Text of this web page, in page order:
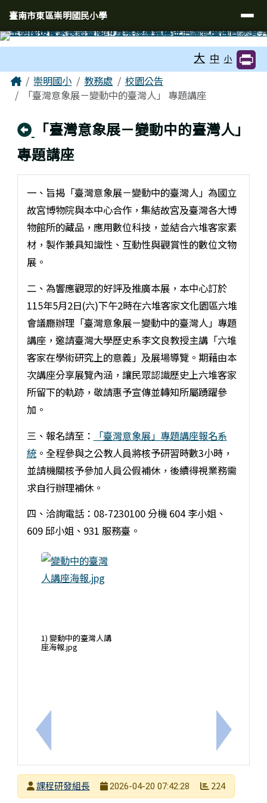
臺南市東區崇明國民小學
導覽列
臺南市東區崇明國民小學
大 中 小
主內容區域
Home崇明國小 教務處
校園公告
「臺灣意象展－變動中的臺灣人」 專題講座
回上頁
「臺灣意象展－變動中的臺灣人」
專題講座
上一筆：國教署115年度戶外與海洋風險管理專業
一、旨揭「臺灣意象展－變動中的臺灣人」為國立
故宮博物院與本中心合作，集結故宮及臺灣各大博
物館所的藏品，應用數位科技，並結合六堆客家素
材，製作兼具知識性、互動性與觀賞性的數位文物
展。
二、為響應觀眾的好評及推廣本展，本中心訂於
115年5月2日(六)下午2時在六堆客家文化園區六堆
會議廳辦理「臺灣意象展－變動中的臺灣人」專題
講座，邀請臺灣大學歷史系李文良教授主講「六堆
客家在學術研究上的意義」及展場導覽。期藉由本
次講座分享展覽內涵，讓民眾認識歷史上六堆客家
所留下的軌跡，敬請惠予宣傳並轉知所屬踴躍參
加。
三、報名請至：
「臺灣意象展」專題講座報名系
統。全程參與之公教人員將核予研習時數3小時，
並請機關核予參加人員公假補休，後續得視業務需
求自行辦理補休。
四、洽詢電話：08-7230100 分機 604 李小姐、
609 邱小姐、931 服務臺。
1) 變動中的臺灣人講
座海報.jpg
下一筆：
發布者
課程研發組長
2026-04-20 07:42:28 224
頁尾區域